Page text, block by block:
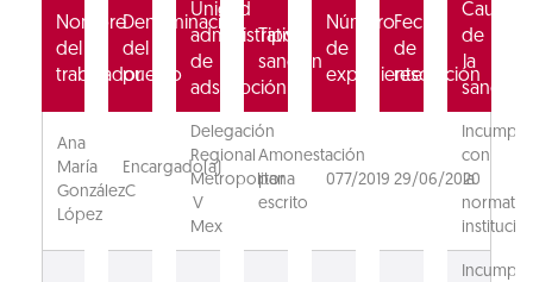
Nombre
del
trabajador
Denominación
del
puesto
Unidad
administrativa
de
adscripción
Tipo
sanción
Número
de
expediente
Fecha
de
resolución
Causa
de
la
sanción
Ana
María
González
López
Encargado(a)
C
Delegación
Regional
Metropolitana
V
Mex
Amonestación
por
escrito
077/2019 29/06/2020
con
la